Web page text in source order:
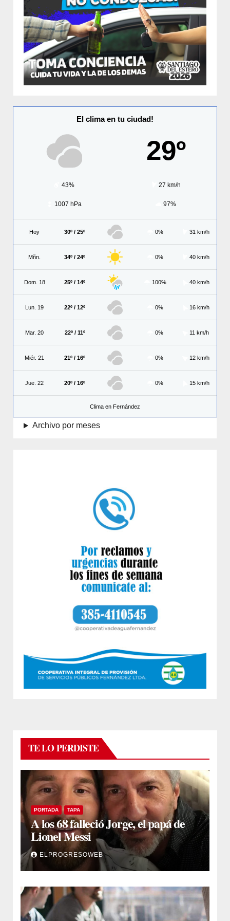
El clima en tu ciudad!
29º
43% 27 km/h
1007 hPa 97%
Hoy 30º / 25º 0% 31 km/h
Mñn. 34º / 24º 0% 40 km/h
Dom. 18 25º / 14º 100% 40 km/h
Lun. 19 22º / 12º 0% 16 km/h
Mar. 20 22º / 11º 0% 11 km/h
Miér. 21 21º / 16º 0% 12 km/h
Jue. 22 20º / 16º 0% 15 km/h
Clima en Fernández
Archivo por meses
TE LO PERDISTE
PORTADA TAPA
A los 68 falleció Jorge, el papá de
Lionel Messi
ELPROGRESOWEB